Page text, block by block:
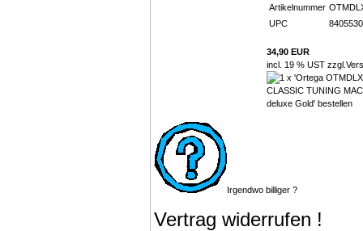
Artikelnummer
UPC
34,90 EUR
incl. 19 % UST zzgl.
Irgendwo billiger ?
Vertrag widerrufen !